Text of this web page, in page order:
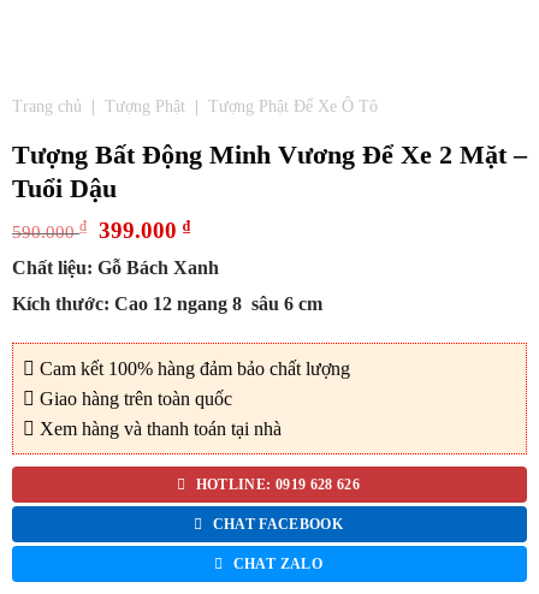
Trang chủ Tượng Phật Tượng Phật Để Xe Ô Tô
Tượng Bất Động Minh Vương Để Xe 2 Mặt –
Tuổi Dậu
590.000₫
Original
was:
590.000 ₫.
399.000 ₫Current
is:
399.000 ₫.
Chất liệu: Gỗ Bách Xanh
Kích thước: Cao 12 ngang 8 sâu 6 cm
Cam kết 100% hàng đảm bảo chất lượng
Giao hàng trên toàn quốc
Xem hàng và thanh toán tại nhà
HOTLINE: 0919 628 626
CHAT FACEBOOK
CHAT ZALO